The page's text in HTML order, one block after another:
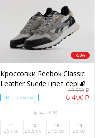
-50%
Кроссовки Reebok Classic
Leather Suede цвет серый
В наличии
12 990₽
6 490₽
Артикул: 46400
41
26 см.
42
26.5 см.
43
27.5 см.
44
28 см.